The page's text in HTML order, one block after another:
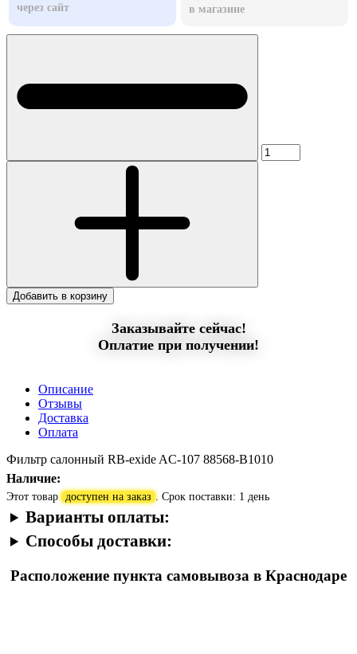
через сайт
в магазине
Добавить в корзину
Заказывайте сейчас!
Оплатие при получении!
Описание
Отзывы
Доставка
Оплата
Фильтр салонный RB-exide AC-107 88568-В1010
Наличие:
Этот товар доступен на заказ . Срок поставки: 1 день
Варианты оплаты:
Способы доставки:
Расположение пункта самовывоза в Краснодаре